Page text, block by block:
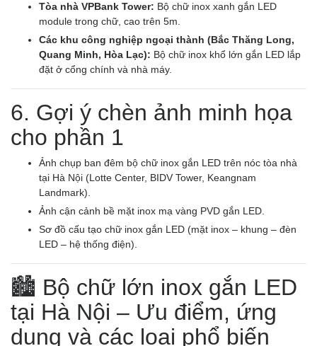
Tòa nhà VPBank Tower: Bộ chữ inox xanh gắn LED
module trong chữ, cao trên 5m.
Các khu công nghiệp ngoại thành (Bắc Thăng Long,
Quang Minh, Hòa Lạc): Bộ chữ inox khổ lớn gắn LED lắp
đặt ở cổng chính và nhà máy.
6. Gợi ý chèn ảnh minh họa
cho phần 1
Ảnh chụp ban đêm bộ chữ inox gắn LED trên nóc tòa nhà
tại Hà Nội (Lotte Center, BIDV Tower, Keangnam
Landmark).
Ảnh cận cảnh bề mặt inox mạ vàng PVD gắn LED.
Sơ đồ cấu tạo chữ inox gắn LED (mặt inox – khung – đèn
LED – hệ thống điện).
🏙️ Bộ chữ lớn inox gắn LED
tại Hà Nội – Ưu điểm, ứng
dụng và các loại phổ biến